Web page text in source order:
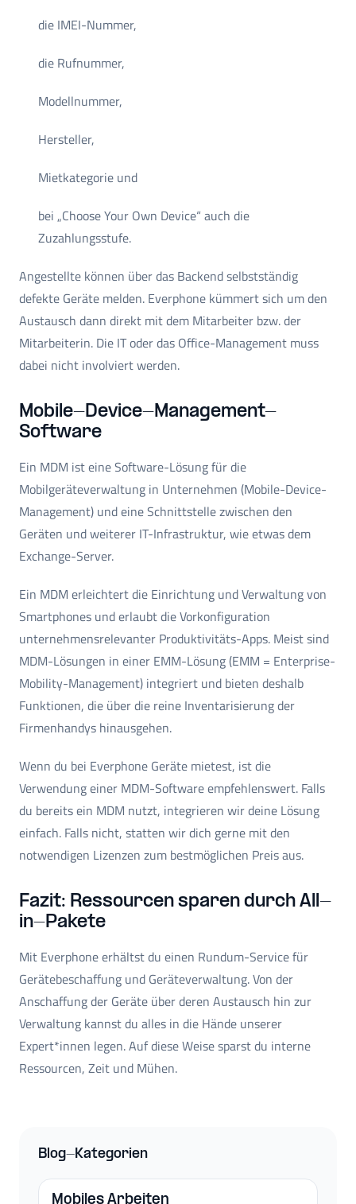
die IMEI-Nummer,
die Rufnummer,
Modellnummer,
Hersteller,
Mietkategorie und
bei „Choose Your Own Device“ auch die
Zuzahlungsstufe.
Angestellte können über das Backend selbstständig
defekte Geräte melden. Everphone kümmert sich um den
Austausch dann direkt mit dem Mitarbeiter bzw. der
Mitarbeiterin. Die IT oder das Office-Management muss
dabei nicht involviert werden.
Mobile-Device-Management-
Software
Ein MDM ist eine Software-Lösung für die
Mobilgeräteverwaltung in Unternehmen (Mobile-Device-
Management) und eine Schnittstelle zwischen den
Geräten und weiterer IT-Infrastruktur, wie etwas dem
Exchange-Server.
Ein MDM erleichtert die Einrichtung und Verwaltung von
Smartphones und erlaubt die Vorkonfiguration
unternehmensrelevanter Produktivitäts-Apps. Meist sind
MDM-Lösungen in einer EMM-Lösung (EMM = Enterprise-
Mobility-Management) integriert und bieten deshalb
Funktionen, die über die reine Inventarisierung der
Firmenhandys hinausgehen.
Wenn du bei Everphone Geräte mietest, ist die
Verwendung einer MDM-Software empfehlenswert. Falls
du bereits ein MDM nutzt, integrieren wir deine Lösung
einfach. Falls nicht, statten wir dich gerne mit den
notwendigen Lizenzen zum bestmöglichen Preis aus.
Fazit: Ressourcen sparen durch All-
in-Pakete
Mit Everphone erhältst du einen Rundum-Service für
Gerätebeschaffung und Geräteverwaltung. Von der
Anschaffung der Geräte über deren Austausch hin zur
Verwaltung kannst du alles in die Hände unserer
Expert*innen legen. Auf diese Weise sparst du interne
Ressourcen, Zeit und Mühen.
Blog-Kategorien
Mobiles Arbeiten